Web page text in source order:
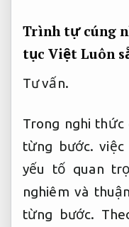
Trình tự cúng
tục Việt Luôn
Tư vấn.
Trong nghi thức
từng bước.
yếu tố quan
nghiêm và
từng bước.